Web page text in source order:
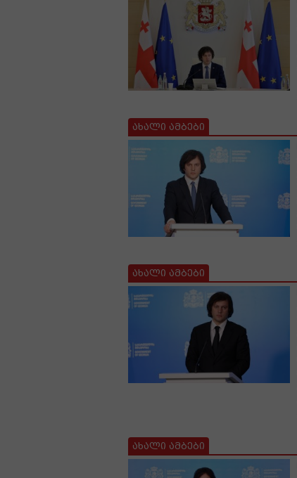
ახალი ამბები
ახალი ამბები
ახალი ამბები